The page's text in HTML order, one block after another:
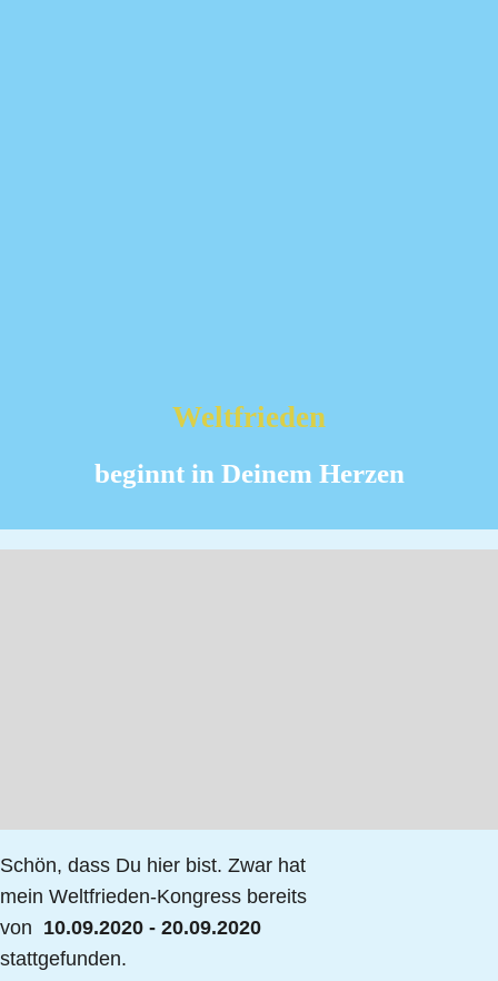
Weltfrieden
beginnt in Deinem Herzen
Schön, dass Du hier bist. Zwar hat
mein Weltfrieden-Kongress bereits
von 10.09.2020 - 20.09.2020
stattgefunden.